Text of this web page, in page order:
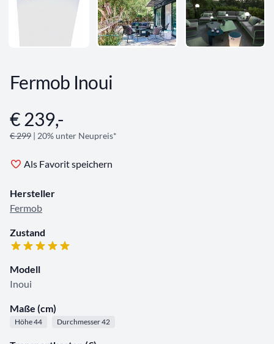
Fermob Inoui
Angebotsinformationen
€ 239,-
€ 299 | 20% unter Neupreis*
Als Favorit speichern
Hersteller
Fermob
Zustand
Modell
Inoui
Maße (cm)
Höhe 44 Durchmesser 42